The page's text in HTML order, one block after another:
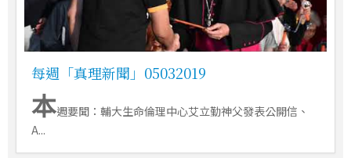
每週「真理新聞」05032019
本週要聞：輔大生命倫理中心艾立勤神父發表公開信、
A...